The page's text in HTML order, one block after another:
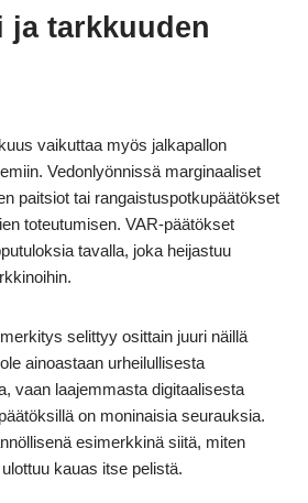
ja tarkkuuden
vaikuttaa myös jalkapallon
Vedonlyönnissä marginaaliset
paitsiot tai rangaistuspotkupäätökset
toteutumisen. VAR-päätökset
tavalla, joka heijastuu
selittyy osittain juuri näillä
ainoastaan urheilullisesta
vaan laajemmasta digitaalisesta
on moninaisia seurauksia.
esimerkkinä siitä, miten
kauas itse pelistä.